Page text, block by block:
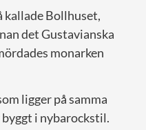
kallade Bollhuset,
det Gustavianska
monarken
ligger på samma
i nybarockstil.